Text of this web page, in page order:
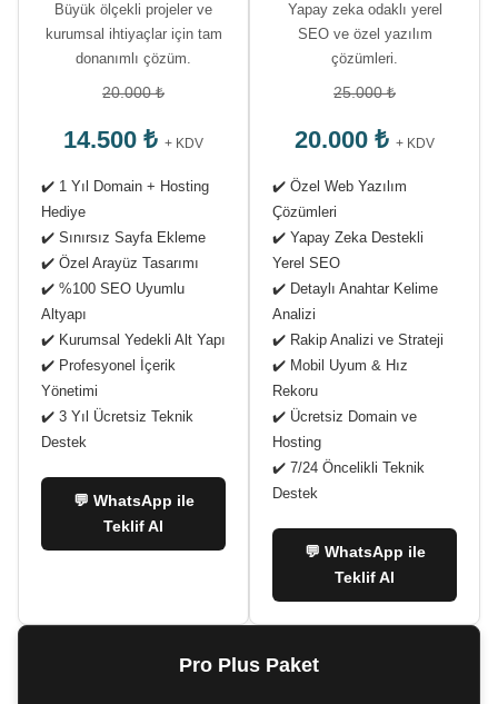
Büyük ölçekli projeler ve
kurumsal ihtiyaçlar için tam
donanımlı çözüm.
20.000 ₺
14.500 ₺ + KDV
✔️ 1 Yıl Domain + Hosting
Hediye
✔️ Sınırsız Sayfa Ekleme
✔️ Özel Arayüz Tasarımı
✔️ %100 SEO Uyumlu
Altyapı
✔️ Kurumsal Yedekli Alt Yapı
✔️ Profesyonel İçerik
Yönetimi
✔️ 3 Yıl Ücretsiz Teknik
Destek
💬 WhatsApp ile
Teklif Al
Yapay zeka odaklı yerel
SEO ve özel yazılım
çözümleri.
25.000 ₺
20.000 ₺ + KDV
✔️ Özel Web Yazılım
Çözümleri
✔️ Yapay Zeka Destekli
Yerel SEO
✔️ Detaylı Anahtar Kelime
Analizi
✔️ Rakip Analizi ve Strateji
✔️ Mobil Uyum & Hız
Rekoru
✔️ Ücretsiz Domain ve
Hosting
✔️ 7/24 Öncelikli Teknik
Destek
💬 WhatsApp ile
Teklif Al
Pro Plus Paket